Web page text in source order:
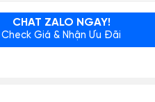
CHAT ZALO NGAY!
Check Giá & Nhận Ưu Đãi